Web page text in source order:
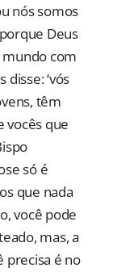
nós somos
Deus
mundo com
disse: ‘vós
têm
vocês que
só é
que nada
você pode
mas, a
precisa é no